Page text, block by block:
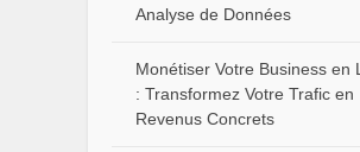
Analyse de Données
Monétiser Votre Business en
: Transformez Votre Trafic en
Revenus Concrets